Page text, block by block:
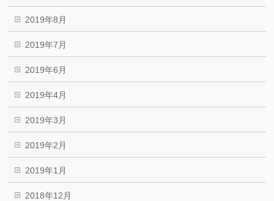
2019年8月
2019年7月
2019年6月
2019年4月
2019年3月
2019年2月
2019年1月
2018年12月